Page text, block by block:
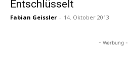
Entschlüsselt
Fabian Geissler - 14. Oktober 2013
- Werbung -